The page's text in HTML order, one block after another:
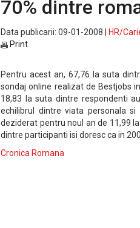
70% dintre
Data publicarii: 09-01-2008 |
HR/
Print
Pentru acest an, 67,76 la suta
sondaj online realizat de Bestjobs
18,83 la suta dintre respondenti
echilibrul dintre viata personala
deziderat pentru noul an de 11,99
dintre participanti isi doresc ca in
Cronica Romana